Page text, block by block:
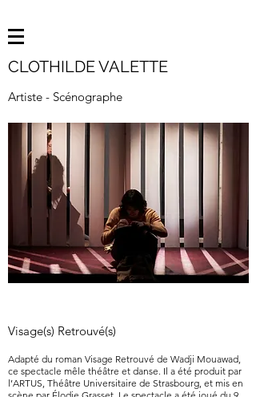
CLOTHILDE VALETTE
Artiste - Scénographe
Visage(s) Retrouvé(s)
Adapté du roman Visage Retrouvé de Wadji Mouawad,
ce spectacle mêle théâtre et danse. Il a été produit par
l’ARTUS, Théâtre Universitaire de Strasbourg, et mis en